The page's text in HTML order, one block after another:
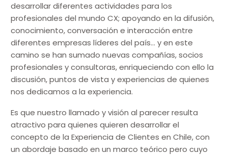
desarrollar diferentes actividades para los
profesionales del mundo CX; apoyando en la difusión,
conocimiento, conversación e interacción entre
diferentes empresas líderes del país… y en este
camino se han sumado nuevas compañías, socios
profesionales y consultoras, enriqueciendo con ello la
discusión, puntos de vista y experiencias de quienes
nos dedicamos a la experiencia.
Es que nuestro llamado y visión al parecer resulta
atractivo para quienes quieren desarrollar el
concepto de la Experiencia de Clientes en Chile, con
un abordaje basado en un marco teórico pero cuyo